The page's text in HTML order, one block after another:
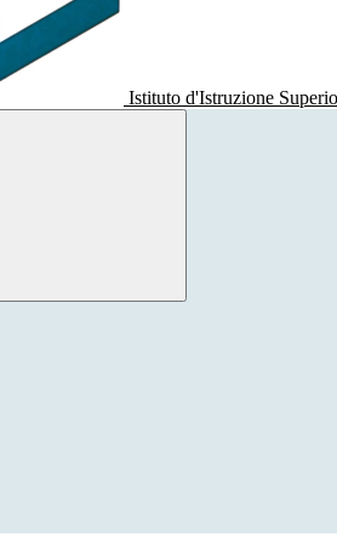
Istituto d'Istruzione